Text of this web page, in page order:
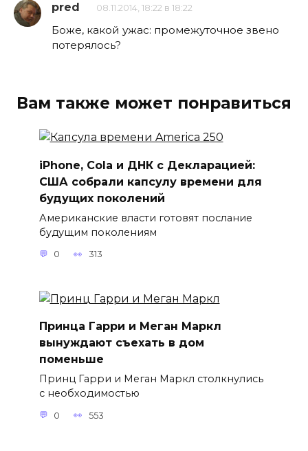
pred 08.11.2014, 18:22 в 18:22
Боже, какой ужас: промежуточное звено
потерялось?
Вам также может понравиться
iPhone, Cola и ДНК с Декларацией:
США собрали капсулу времени для
будущих поколений
Американские власти готовят послание
будущим поколениям
0 313
Принца Гарри и Меган Маркл
вынуждают съехать в дом
поменьше
Принц Гарри и Меган Маркл столкнулись
с необходимостью
0 553